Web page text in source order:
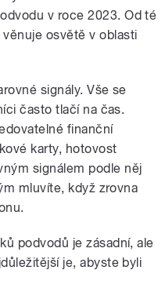
v roce 2023. Od té
osvětě v oblasti
signály. Vše se
často tlačí na čas.
finanční
karty, hotovost
signálem podle něj
mluvíte, když zrovna
podvodů je zásadní, ale
je, abyste byli